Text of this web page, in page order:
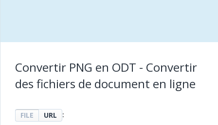
Convertir PNG en ODT - Convertir
des fichiers de document en ligne
FILE URL :